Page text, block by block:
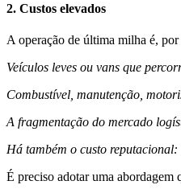
2. Custos elevados
A operação de última milha é,
Veículos leves ou vans que
Combustível, manutenção,
A fragmentação do mercado
Há também o custo
É preciso adotar uma